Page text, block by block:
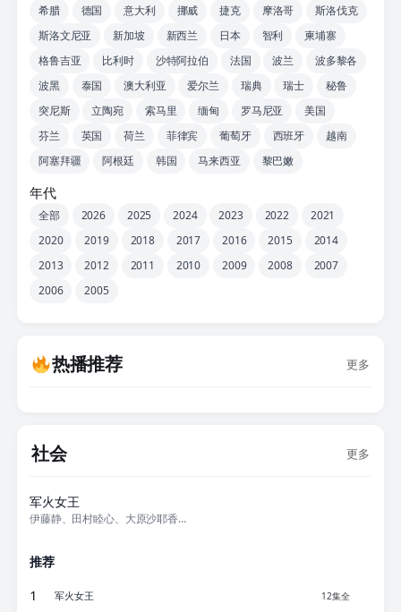
希腊
德国 意大利 挪威 捷克 摩洛哥
斯洛伐克
斯洛文尼亚
新加坡 新西兰 日本 智利
柬埔寨
格鲁吉亚
比利时 沙特阿拉伯 法国 波兰
波多黎各
波黑
泰国 澳大利亚 爱尔兰 瑞典 瑞士
秘鲁
突尼斯
立陶宛 索马里 缅甸 罗马尼亚
美国
芬兰
英国 荷兰 菲律宾 葡萄牙 西班牙
越南
阿塞拜疆
阿根廷 韩国 马来西亚 黎巴嫩
年代
全部 2026 2025 2024 2023 2022
2021
2020
2019 2018 2017 2016 2015
2014
2013
2012 2011 2010 2009 2008
2007
2006
2005
热播推荐 更多
社会 更多
军火女王
伊藤静、田村睦心、大原沙耶香、石冢运升
推荐
1 军火女王 12集全